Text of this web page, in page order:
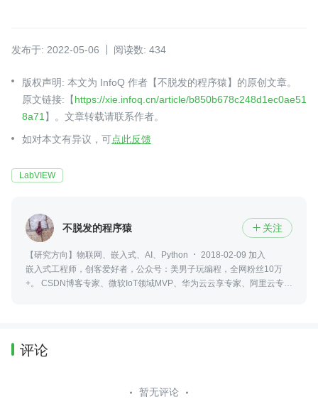
发布于: 2022-05-06 阅读数: 434
版权声明: 本文为 InfoQ 作者【不脱发的程序猿】的原创文章。
原文链接:【https://xie.infoq.cn/article/b850b678c248d1ec0ae51
8a71】。文章转载请联系作者。
如对本文有异议，可点此反馈
LabVIEW
不脱发的程序猿  关注
【研究方向】物联网、嵌入式、AI、Python
2018-02-09 加入
嵌入式工程师，创客爱好者，公众号：美男子玩编程，全网粉丝10万
+。 CSDN博客专家、微软IoT领域MVP、华为云云享专家、阿里云专家
评论
暂无评论